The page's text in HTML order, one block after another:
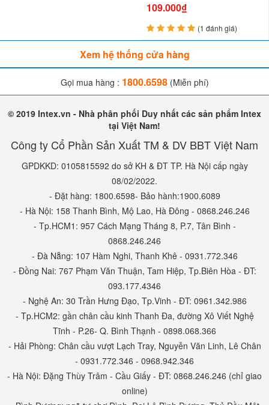
109.000₫
(1 đánh giá)
Xem hệ thống cửa hàng
Gọi mua hàng : 1800.6598(Miễn phí)
© 2019 Intex.vn - Nhà phân phối Duy nhất các sản phẩm Intex
tại Việt Nam!
Công ty Cổ Phần Sản Xuất TM & DV BBT Việt Nam
GPDKKD: 0105815592 do sở KH & ĐT TP. Hà Nội cấp ngày
08/02/2022.
- Đặt hàng: 1800.6598- Bảo hành:1900.6089
- Hà Nội: 158 Thanh Bình, Mộ Lao, Hà Đông - 0868.246.246
- Tp.HCM1: 957 Cách Mạng Tháng 8, P.7, Tân Bình -
0868.246.246
- Đà Nẵng: 107 Hàm Nghi, Thanh Khê - 0931.772.346
- Đồng Nai: 767 Phạm Văn Thuận, Tam Hiệp, Tp.Biên Hòa - ĐT:
093.177.4346
- Nghệ An: 30 Trần Hưng Đạo, Tp.Vinh - ĐT: 0961.342.986
- Tp.HCM2: gần chân cầu kinh Thanh Đa, đường Xô Viết Nghệ
Tĩnh - P.26- Q. Bình Thạnh - 0898.068.366
- Hải Phòng: Chân cầu vượt Lạch Tray, Nguyễn Văn Linh, Lê Chân
- 0931.772.346 - 0968.942.346
- Hà Nội: Đặng Thùy Trâm - Cầu Giấy - ĐT: 0868.246.246 (chỉ giao
online)